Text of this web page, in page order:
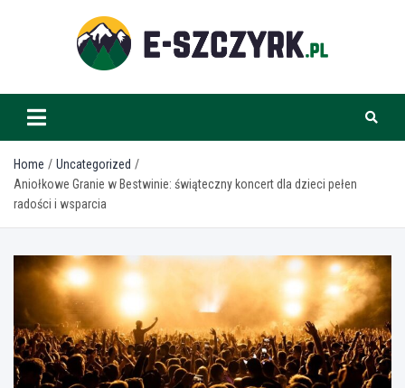
e-szczyrk.pl
Home
Uncategorized
Aniołkowe Granie w Bestwinie: świąteczny koncert dla dzieci pełen
radości i wsparcia